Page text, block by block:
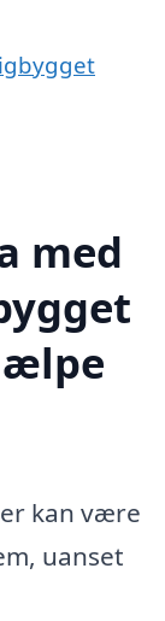
med
kan være
uanset